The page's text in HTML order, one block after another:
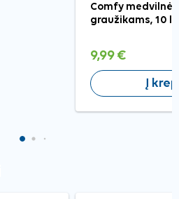
Comfy
graužikams, 10 l
9,99 €
Į